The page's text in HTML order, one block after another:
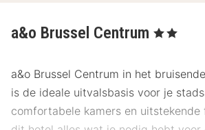
a&o Brussel Centrum , 2 Sterren
a&o Brussel Centrum in het
is de ideale uitvalsbasis voor je
comfortabele kamers en